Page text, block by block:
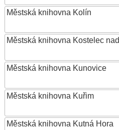
Městská knihovna Kolín
Městská knihovna Kostelec
Městská knihovna Kunovice
Městská knihovna Kuřim
Městská knihovna Kutná Hora